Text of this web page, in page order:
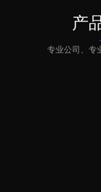
产
专业公司、专